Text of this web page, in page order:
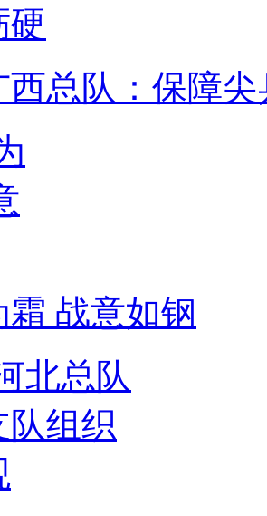
西总队：保障
霜 战意如钢